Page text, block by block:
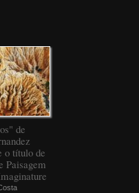
de
o título de
Paisagem